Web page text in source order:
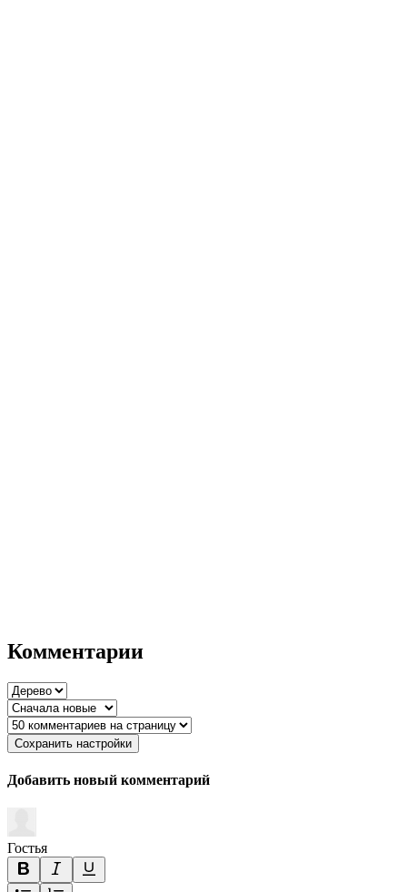
Комментарии
Сохранить настройки
Добавить новый комментарий
Гостья